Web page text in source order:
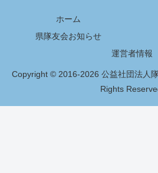
ホーム
県隊友会お知らせ
運営者情報
Copyright © 2016-2026 公益社団法人
Rights